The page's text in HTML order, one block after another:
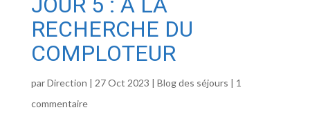
RECHERCHE DU
COMPLOTEUR
parDirection | 27 Oct 2023 | Blog des séjours | 1
commentaire